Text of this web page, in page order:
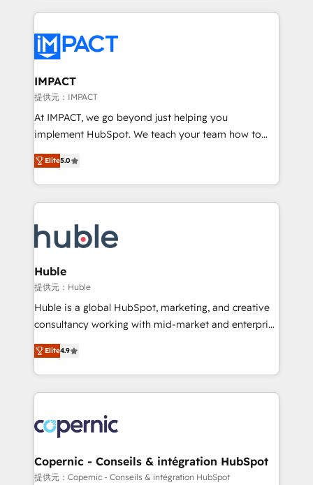
Execution... Global 24/7 ... All Experts 3️⃣ Integrate |
Slash months from your API Integration project... ⬅️
Click "Contact Business" ⬅️ to access 150+ Kickstart
Integration templates that put HubSpot in the center
of your tech stack, syncing... 🛍️ Shopify or
WooCommerce 💲 Stripe or Paypal 💰 Sage or
Netsuite 🤖 Google or Microsoft ✍️ DocuSign or
the rare Advanced "Custom Integrations"
Accreditation, securely sync data across... 🔄 any
new HubSpot portal with Advanced Website and
CRM Migrations using our in-house "HubScrub" Tool.
IMPACT
提供元：IMPACT
At IMPACT, we go beyond just helping you
implement HubSpot. We teach your team how to
master it. As the creators of the Endless Customers
System™ (the next evolution of They Ask, You
Answer), we’re the only HubSpot partner built
entirely around coaching and training. That means
skills, processes, and internal team you need to
attract the right buyers, close deals faster, and grow
without outside dependencies. You’ll learn how to: •
Set up, audit, and organize your HubSpot portal •
Get your sales team fully using HubSpot • Track
pipeline and revenue across the entire buyer journey
growth • Create content and videos that attract
buyers • Use AI to scale smarter Our coaching-led
lasts. So if you're ready to become the most trusted
voice in your market, let’s talk.
Elite5.0
Huble
提供元：Huble
Huble is a global HubSpot, marketing, and creative
consultancy working with mid-market and enterprise
businesses. We go beyond implementation, shaping
the strategy, processes, and teams that turn
HubSpot into a genuine growth engine. Named
HubSpot's Global Partner of the Year in 2024,
worldwide, and with over 15 years in the ecosystem,
Huble has built a track record that speaks for itself.
One company, one operating model, delivering
across offices and consulting teams in the UK, USA,
Elite4.9
Copernic - Conseils & intégration HubSpot
提供元：Copernic - Conseils & intégration HubSpot